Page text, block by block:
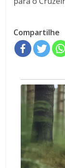
Compartilhe